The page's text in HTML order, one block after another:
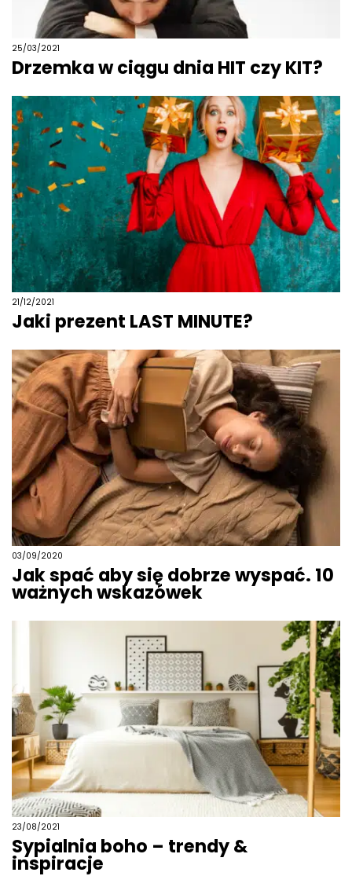
25/03/2021
Drzemka w ciągu dnia HIT czy KIT?
21/12/2021
Jaki prezent LAST MINUTE?
03/09/2020
Jak spać aby się dobrze wyspać. 10
ważnych wskazówek
23/08/2021
Sypialnia boho – trendy &
inspiracje